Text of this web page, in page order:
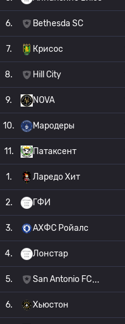
6. Bethesda SC
7. Крисос
8. Hill City
9. NOVA
10. Мародеры
11. Патаксент
1. Ларедо Хит
2. ГФИ
3. АХФС Ройалс
4. Лонстар
5. San Antonio FC
6. Хьюстон